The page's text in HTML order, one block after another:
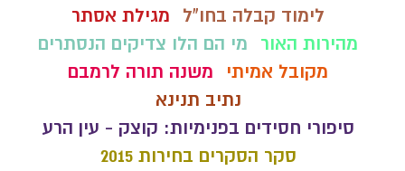
לימוד קבלה בחו"ל
מגילת אסתר
מהירות האור
מי הם הלו צדיקים הנסתרים
מקובל אמיתי
משנה תורה לרמבם
נתיב תנינא
סיפורי חסידים בפנימיות: קוצק - עין הרע
סקר הסקרים בחירות 2015